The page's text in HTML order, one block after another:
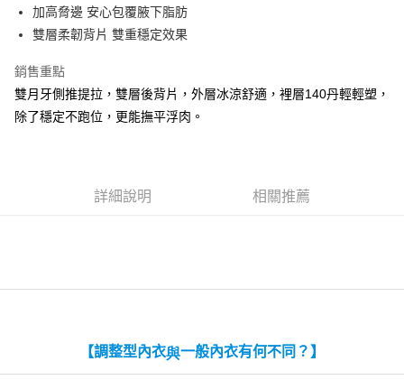
每筆NT$90，滿NT$1,300(含以上)免運費
每筆NT$90，滿NT$1,300(含以上)免運費
7-11取貨付款
每筆NT$90，滿NT$1,300(含以上)免運費
海外專區｜ Overseas 查看運費
加高脅邊 安心包覆腋下脂肪
雙層柔韌背片 雙重穩定效果
銷售重點
雙月牙側推提拉，雙層後背片，外層冰涼舒適，裡層140丹輕輕塑，
除了穩定不跑位，更能撫平浮肉。
詳細說明 相關推薦
【調整型內衣與一般內衣有何不同？】